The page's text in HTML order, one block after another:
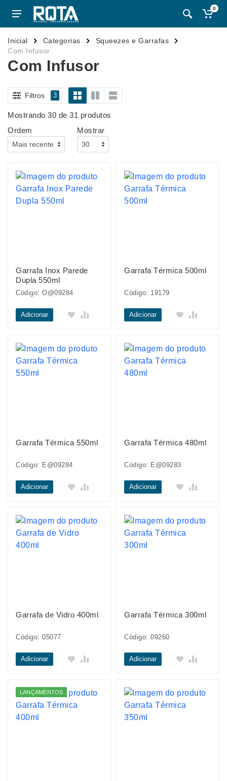
0
Inicial Categorias
Squeezes e Garrafas
Com Infusor
Com Infusor
Filtros 3
Mostrando 30 de 31 produtos
Ordem
Mostrar
Garrafa Inox Parede
Dupla 550ml
Código: O@09284
Adicionar
Garrafa Térmica 500ml
Código: 19179
Adicionar
Garrafa Térmica 550ml
Código: E@09284
Adicionar
Garrafa Térmica 480ml
Código: E@09283
Adicionar
Garrafa de Vidro 400ml
Código: 05077
Adicionar
Garrafa Térmica 300ml
Código: 09260
Adicionar
LANÇAMENTOS